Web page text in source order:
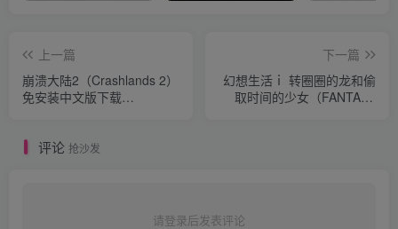
上一篇
崩溃大陆2（Crashlands 2）
免安装中文版下载
下一篇
幻想生活ｉ 转圈圈的龙和偷
取时间的少女（FANTASY
评论 抢沙发
请登录后发表评论